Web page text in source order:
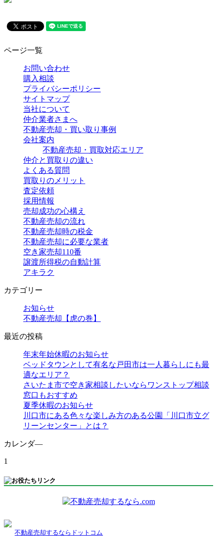
ページ一覧
お問い合わせ
購入相談
プライバシーポリシー
サイトマップ
当社について
仲介業者さまへ
不動産売却・買い取り事例
会社案内
不動産売却・買取対応エリア
仲介と買取りの違い
よくある質問
買取りのメリット
査定依頼
採用情報
売却成功の心構え
不動産売却の流れ
不動産売却時の税金
不動産売却に必要な業者
空き家売却110番
譲渡所得税の自動計算
アキラク
カテゴリー
お知らせ
不動産売却【虎の巻】
最近の投稿
年末年始休暇のお知らせ
ベッドタウンとして有名な戸田市は一人暮らしにも最
適なエリア？
さいたま市で空き家相談したいならワンストップ相談
窓口もおすすめ
夏季休暇のお知らせ
川口市にある色々な楽しみ方のある公園「川口市立グ
リーンセンター」とは？
カレンダ―
1
不動産売却するならドットコム